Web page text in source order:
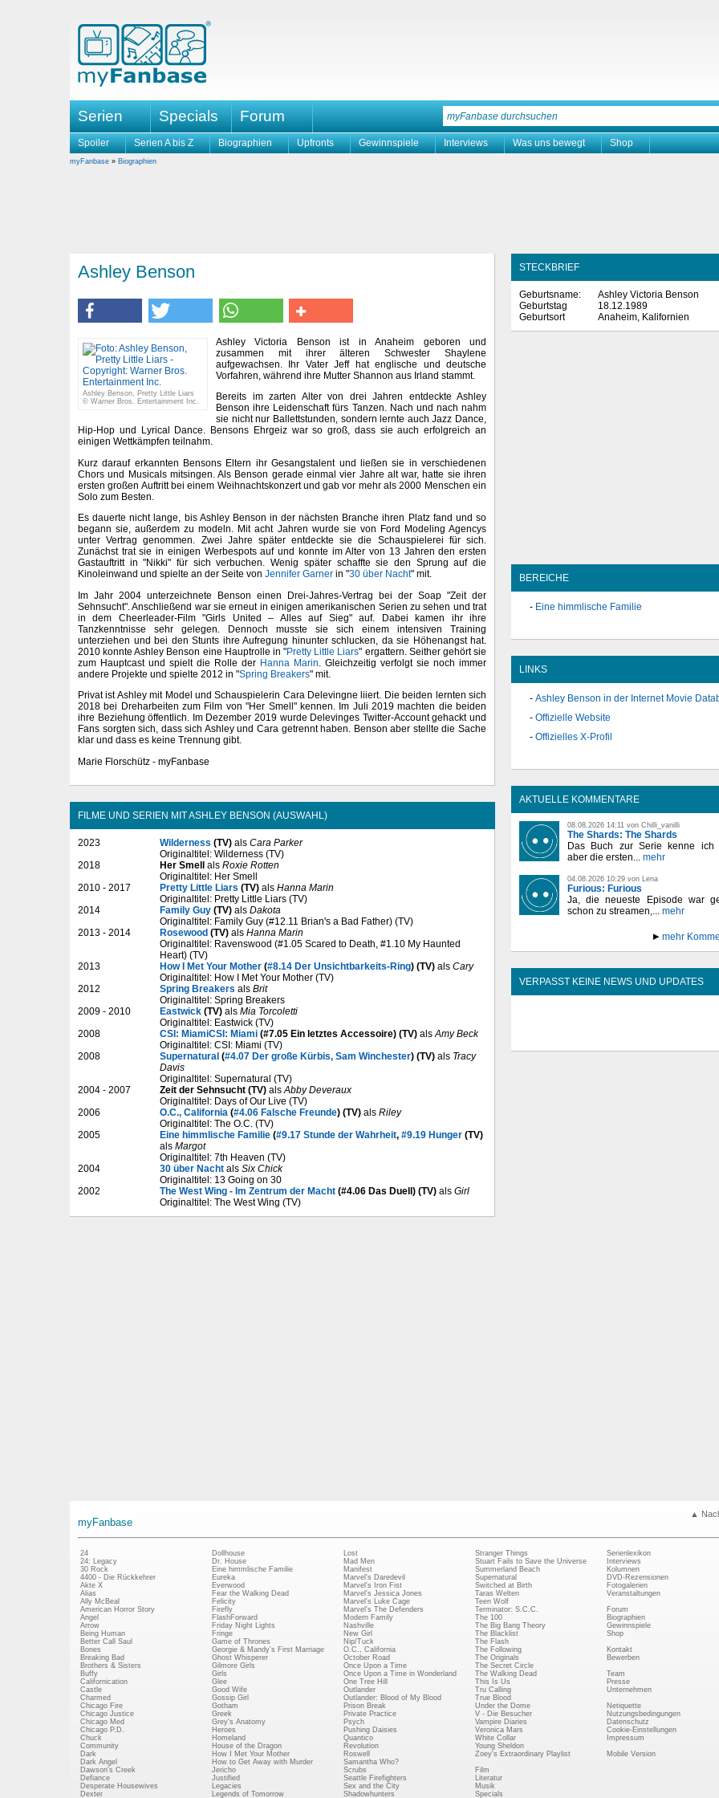
Serien Specials Forum
Spoiler Serien A bis Z Biographien Upfronts Gewinnspiele Interviews Was uns bewegt Shop
myFanbase » Biographien
Ashley Benson
Ashley Benson, Pretty Little Liars
© Warner Bros. Entertainment Inc.
Ashley Victoria Benson ist in Anaheim geboren und
zusammen mit ihrer älteren Schwester Shaylene
aufgewachsen. Ihr Vater Jeff hat englische und deutsche
Vorfahren, während ihre Mutter Shannon aus Irland stammt.
Bereits im zarten Alter von drei Jahren entdeckte Ashley
Benson ihre Leidenschaft fürs Tanzen. Nach und nach nahm
sie nicht nur Ballettstunden, sondern lernte auch Jazz Dance,
Hip-Hop und Lyrical Dance. Bensons Ehrgeiz war so groß, dass sie auch erfolgreich an
einigen Wettkämpfen teilnahm.
Kurz darauf erkannten Bensons Eltern ihr Gesangstalent und ließen sie in verschiedenen
Chors und Musicals mitsingen. Als Benson gerade einmal vier Jahre alt war, hatte sie ihren
ersten großen Auftritt bei einem Weihnachtskonzert und gab vor mehr als 2000 Menschen ein
Solo zum Besten.
Es dauerte nicht lange, bis Ashley Benson in der nächsten Branche ihren Platz fand und so
begann sie, außerdem zu modeln. Mit acht Jahren wurde sie von Ford Modeling Agencys
unter Vertrag genommen. Zwei Jahre später entdeckte sie die Schauspielerei für sich.
Zunächst trat sie in einigen Werbespots auf und konnte im Alter von 13 Jahren den ersten
Gastauftritt in "Nikki" für sich verbuchen. Wenig später schaffte sie den Sprung auf die
Kinoleinwand und spielte an der Seite von Jennifer Garner in "30 über Nacht" mit.
Im Jahr 2004 unterzeichnete Benson einen Drei-Jahres-Vertrag bei der Soap "Zeit der
Sehnsucht". Anschließend war sie erneut in einigen amerikanischen Serien zu sehen und trat
in dem Cheerleader-Film "Girls United – Alles auf Sieg" auf. Dabei kamen ihr ihre
Tanzkenntnisse sehr gelegen. Dennoch musste sie sich einem intensiven Training
unterziehen und bei den Stunts ihre Aufregung hinunter schlucken, da sie Höhenangst hat.
2010 konnte Ashley Benson eine Hauptrolle in "Pretty Little Liars" ergattern. Seither gehört sie
zum Hauptcast und spielt die Rolle der Hanna Marin. Gleichzeitig verfolgt sie noch immer
andere Projekte und spielte 2012 in "Spring Breakers" mit.
Privat ist Ashley mit Model und Schauspielerin Cara Delevingne liiert. Die beiden lernten sich
2018 bei Dreharbeiten zum Film von "Her Smell" kennen. Im Juli 2019 machten die beiden
ihre Beziehung öffentlich. Im Dezember 2019 wurde Delevinges Twitter-Account gehackt und
Fans sorgten sich, dass sich Ashley und Cara getrennt haben. Benson aber stellte die Sache
klar und dass es keine Trennung gibt.
Marie Florschütz - myFanbase
FILME UND SERIEN MIT ASHLEY BENSON (AUSWAHL)
2023 Wilderness (TV) als Cara Parker
Originaltitel: Wilderness (TV)
2018
Her Smell als Roxie Rotten
Originaltitel: Her Smell
2010 - 2017
Pretty Little Liars (TV) als Hanna Marin
Originaltitel: Pretty Little Liars (TV)
2014
Family Guy (TV) als Dakota
Originaltitel: Family Guy (#12.11 Brian's a Bad Father) (TV)
2013 - 2014
Rosewood (TV) als Hanna Marin
Originaltitel: Ravenswood (#1.05 Scared to Death, #1.10 My Haunted
Heart) (TV)
2013
How I Met Your Mother (#8.14 Der Unsichtbarkeits-Ring) (TV) als Cary
Originaltitel: How I Met Your Mother (TV)
2012
Spring Breakers als Brit
Originaltitel: Spring Breakers
2009 - 2010
Eastwick (TV) als Mia Torcoletti
Originaltitel: Eastwick (TV)
2008
CSI: MiamiCSI: Miami (#7.05 Ein letztes Accessoire) (TV) alsAmy Beck
Originaltitel: CSI: Miami (TV)
2008
Supernatural (#4.07 Der große Kürbis, Sam Winchester) (TV) als Tracy
Davis
Originaltitel: Supernatural (TV)
2004 - 2007
Zeit der Sehnsucht (TV) alsAbby Deveraux
Originaltitel: Days of Our Live (TV)
2006
O.C., California (#4.06 Falsche Freunde) (TV) als Riley
Originaltitel: The O.C. (TV)
2005
Eine himmlische Familie (#9.17 Stunde der Wahrheit, #9.19 Hunger (TV)
als Margot
Originaltitel: 7th Heaven (TV)
2004
30 über Nacht als Six Chick
Originaltitel: 13 Going on 30
2002
The West Wing - Im Zentrum der Macht (#4.06 Das Duell) (TV) als Girl
Originaltitel: The West Wing (TV)
STECKBRIEF
Geburtsname:
Ashley Victoria Benson
Geburtstag
18.12.1989
Geburtsort
Anaheim, Kalifornien
BEREICHE
Eine himmlische Familie
LINKS
Ashley Benson in der Internet Movie
Offizielle Website
Offizielles X-Profil
AKTUELLE KOMMENTARE
08.08.2026 14:11 von Chilli_vanilli
The Shards: The Shards
Das Buch zur Serie kenne ich
aber die ersten... mehr
04.08.2026 10:29 von Lena
Furious: Furious
Ja, die neueste Episode war
schon zu streamen,... mehr
mehr
VERPASST KEINE NEWS UND UPDATES
▲
myFanbase
24
24: Legacy
30 Rock
4400 - Die Rückkehrer
Akte X
Alias
Ally McBeal
American Horror Story
Angel
Arrow
Being Human
Better Call Saul
Bones
Breaking Bad
Brothers & Sisters
Buffy
Californication
Castle
Charmed
Chicago Fire
Chicago Justice
Chicago Med
Chicago P.D.
Chuck
Community
Dark
Dark Angel
Dawson's Creek
Defiance
Desperate Housewives
Dexter
Dollhouse
Dr. House
Eine himmlische Familie
Eureka
Everwood
Fear the Walking Dead
Felicity
Firefly
FlashForward
Friday Night Lights
Fringe
Game of Thrones
Georgie & Mandy's First Marriage
Ghost Whisperer
Gilmore Girls
Girls
Glee
Good Wife
Gossip Girl
Gotham
Greek
Grey's Anatomy
Heroes
Homeland
House of the Dragon
How I Met Your Mother
How to Get Away with Murder
Jericho
Justified
Legacies
Legends of Tomorrow
Lost
Mad Men
Manifest
Marvel's Daredevil
Marvel's Iron Fist
Marvel's Jessica Jones
Marvel's Luke Cage
Marvel's The Defenders
Modern Family
Nashville
New Girl
Nip/Tuck
O.C., California
October Road
Once Upon a Time
Once Upon a Time in Wonderland
One Tree Hill
Outlander
Outlander: Blood of My Blood
Prison Break
Private Practice
Psych
Pushing Daisies
Quantico
Revolution
Roswell
Samantha Who?
Scrubs
Seattle Firefighters
Sex and the City
Shadowhunters
Stranger Things
Stuart Fails to Save the Universe
Summerland Beach
Supernatural
Switched at Birth
Taras Welten
Teen Wolf
Terminator: S.C.C.
The 100
The Big Bang Theory
The Blacklist
The Flash
The Following
The Originals
The Secret Circle
The Walking Dead
This Is Us
Tru Calling
True Blood
Under the Dome
V - Die Besucher
Vampire Diaries
Veronica Mars
White Collar
Young Sheldon
Zoey's Extraordinary Playlist
Film
Literatur
Musik
Specials
Serienlexikon
Interviews
Kolumnen
DVD-Rezensionen
Fotogalerien
Veranstaltungen
Forum
Biographien
Gewinnspiele
Shop
Kontakt
Bewerben
Team
Presse
Unternehmen
Netiquette
Nutzungsbedingungen
Datenschutz
Cookie-Einstellungen
Impressum
Mobile Version